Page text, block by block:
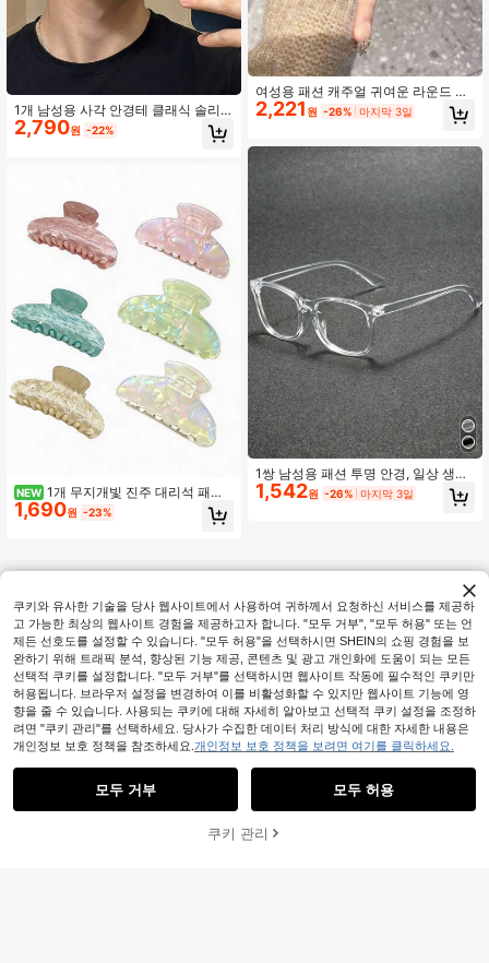
1개 남성용 사각 안경테 클래식 솔리
드 컬러 폴리카보네이트 프레임 투명
및 클리어 렌즈
2,790원 -22%
NEW 1개 무지개빛 진주 대리석 패턴
아크릴 헤어 클로, 인어 광택 대형 헤
어 클로, 요정 스타일 걸 일상 헤어 액
1,690원 -23%
여성용 패션 캐주얼 귀여운 라운드 메
탈 플레인 렌즈 안경 1쌍
2,221 원 -26% 마지막 3일
1쌍 남성용 패션 투명 안경, 일상 생활,
사무실 독서, 명절 선물, 야외 여행 장
식, 컴퓨터 독서, 게임, TV, 휴대폰 사
1,542원 -26% 마지막 3일
28% 할인! 장바구니 담기
쿠키와 유사한 기술을 당사 웹사이트에서 사용하여 귀하께서 요청하신 서비스를 제공하
고 가능한 최상의 웹사이트 경험을 제공하고자 합니다. "모두 거부", "모두 허용" 또는 언
제든 선호도를 설정할 수 있습니다. "모두 허용"을 선택하시면 SHEIN의 쇼핑 경험을 보
완하기 위해 트래픽 분석, 향상된 기능 제공, 콘텐츠 및 광고 개인화에 도움이 되는 모든
선택적 쿠키를 설정합니다. "모두 거부"를 선택하시면 웹사이트 작동에 필수적인 쿠키만
허용됩니다. 브라우저 설정을 변경하여 이를 비활성화할 수 있지만 웹사이트 기능에 영
향을 줄 수 있습니다. 사용되는 쿠키에 대해 자세히 알아보고 선택적 쿠키 설정을 조정하
려면 "쿠키 관리"를 선택하세요. 당사가 수집한 데이터 처리 방식에 대한 자세한 내용은
개인정보 보호 정책을 참조하세요. 개인정보 보호 정책을 보려면 여기를 클릭하세요.
모두 거부 모두 허용
쿠키 관리